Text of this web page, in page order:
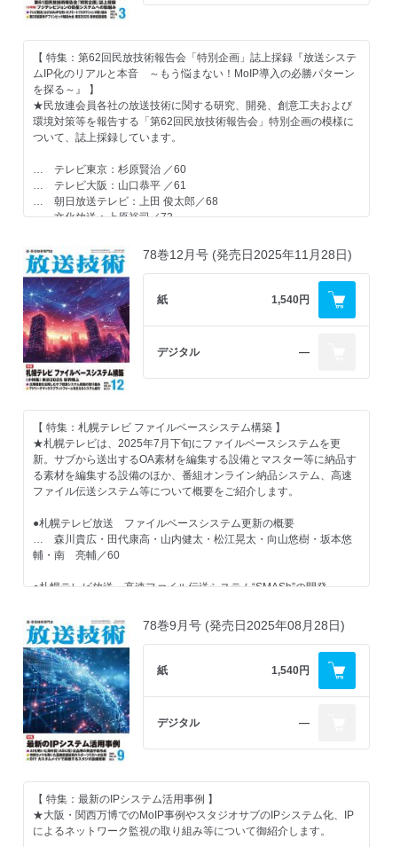
●ミラノオリンピック フジテレビユニ中継制作 ～全編クラウドプ
… 福岡優紀・杉本雄亮・米田 航・厚味山斗・小玉秀人・萩原勝
大・河井宏允・中村孔明・前田正道／105
【 グラビア記事 】
【 一般記事 】
●JNN気象速報システムの全面更新
… 富崎太之・大内泰一／135
●「ヘリ九州・四国（高知）モデル」における情報共有システムの開
発
… 竹内広樹／140
●WOWOWオンデマンド初のDolby Atmosライブ配信音声中継車を用
… 戸田佳宏・ 小寺里佳・栗原里実・ 伊藤亮介／145
●NASのNVRソフトウェアによる多チャンネル技術同録システムの
開発
… 嶋村龍介／151
●TBSラジオ「ニューイヤー駅伝2026」における新たなリモートプ
ロダクションの形 ～「ELL Lite」による映像・音声統合伝送と、テ
レビ・ラジオ連携による運用改革 ～
… 飯野真弘・野田憲吾・申 ナリ／160
… 若井一顕／165
【 コラム記事 】
●その後 114回 駐留米軍とオーディオ
… 大野正夫／130
●ステージ音響 古希の雑感
●FMロータリー 人は比べてしまう生き物
… 新井康哲／132
【 特集：第62回民放技術報告会「特別企画」誌上採録『放送システ
ムIP化のリアルと本音 ～もう悩まない！MoIP導入の必勝パターン
を探る～』 】
★民放連会員各社の放送技術に関する研究、開発、創意工夫および
環境対策等を報告する「第62回民放技術報告会」特別企画の模様に
ついて、誌上採録しています。
… テレビ東京：杉原賢治 ／60
… テレビ大阪：山口恭平 ／61
… 朝日放送テレビ：上田 俊太郎／68
… 文化放送：上原裕司／73
… フジテレビジョン：安藤悠人／86
… テレビ朝日：近藤佑輔／93
… 日本テレビ放送網：川平貴之／98
… トークディスカッション／103
【〈小特集〉：フジテレビジョンの衛星システムへの取組み 】
●～概要～
… 青木良太／127
●Mobile GNSSを利用した新距離計システム
… 鈴木 雄一郎／128
●大山基地局 マイクロ受信雲台制御監視 スターリンク運用
… 三村純一／131
●ロードレース中継における低軌道衛星 移動体アンテナの検証
… 河井宏允・安藤悠人・青木良太／135
【 グラビア記事 】
●光和「2026 最新映像機器内覧会」開催
【 一般記事 】
●テレビ朝日におけるMoIPを用いたリモートプロダクションの取り
組み
… 高田 格・小林恭大・竹内達史・小林祐輝・近藤佑輔・近藤
昇／106
発
… 大橋 慶／113
●Zabbixを用いた中継局監視・制御システムの構築
78巻12月号 (発売日2025年11月28日)
紙 1,540円
デジタル ―
【 特集：札幌テレビ ファイルベースシステム構築 】
★札幌テレビは、2025年7月下旬にファイルベースシステムを更
新。サブから送出するOA素材を編集する設備とマスター等に納品す
る素材を編集する設備のほか、番組オンライン納品システム、高速
ファイル伝送システム等について概要をご紹介します。
●札幌テレビ放送 ファイルベースシステム更新の概要
… 森川貴広・田代康高・山内健太・松江晃太・向山悠樹・坂本悠
輔・南 亮輔／60
●札幌テレビ放送 高速ファイル伝送システム“SMASh”の開発
● 札幌テレビ放送 ローカル局の挑戦！“ちょうどいい”番組オンライ
ン納品システム開発
… 星野 隆・近藤定紀・松田光弘・廣田桂典／72
●《 小特集：東京2025世界陸上 》
… 重地 渉・水田篤秀・久保澤 知史・八木 真一郎・佐野正和・熊
谷雄太 宮崎真一・掛田大輔・市瀬康之・伊深拓也・倉若雅司／
111
【 グラビア記事 】
78巻9月号 (発売日2025年08月28日)
紙 1,540円
デジタル ―
【 特集：最新のIPシステム活用事例 】
★大阪・関西万博でのMoIP事例やスタジオサブのIPシステム化、IP
によるネットワーク監視の取り組み等について御紹介します。